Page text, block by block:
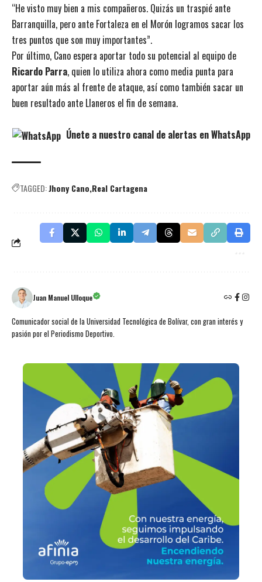
“He visto muy bien a mis compañeros. Quizás un traspié ante
Barranquilla, pero ante Fortaleza en el Morón logramos sacar los
tres puntos que son muy importantes”.
Por último, Cano espera aportar todo su potencial al equipo de
Ricardo Parra, quien lo utiliza ahora como media punta para
aportar aún más al frente de ataque, así como también sacar un
buen resultado ante Llaneros el fin de semana.
Únete a nuestro canal de alertas en WhatsApp
TAGGED:Jhony Cano Real Cartagena
Juan Manuel Ulloque
Comunicador social de la Universidad Tecnológica de Bolívar, con gran interés y
pasión por el Periodismo Deportivo.